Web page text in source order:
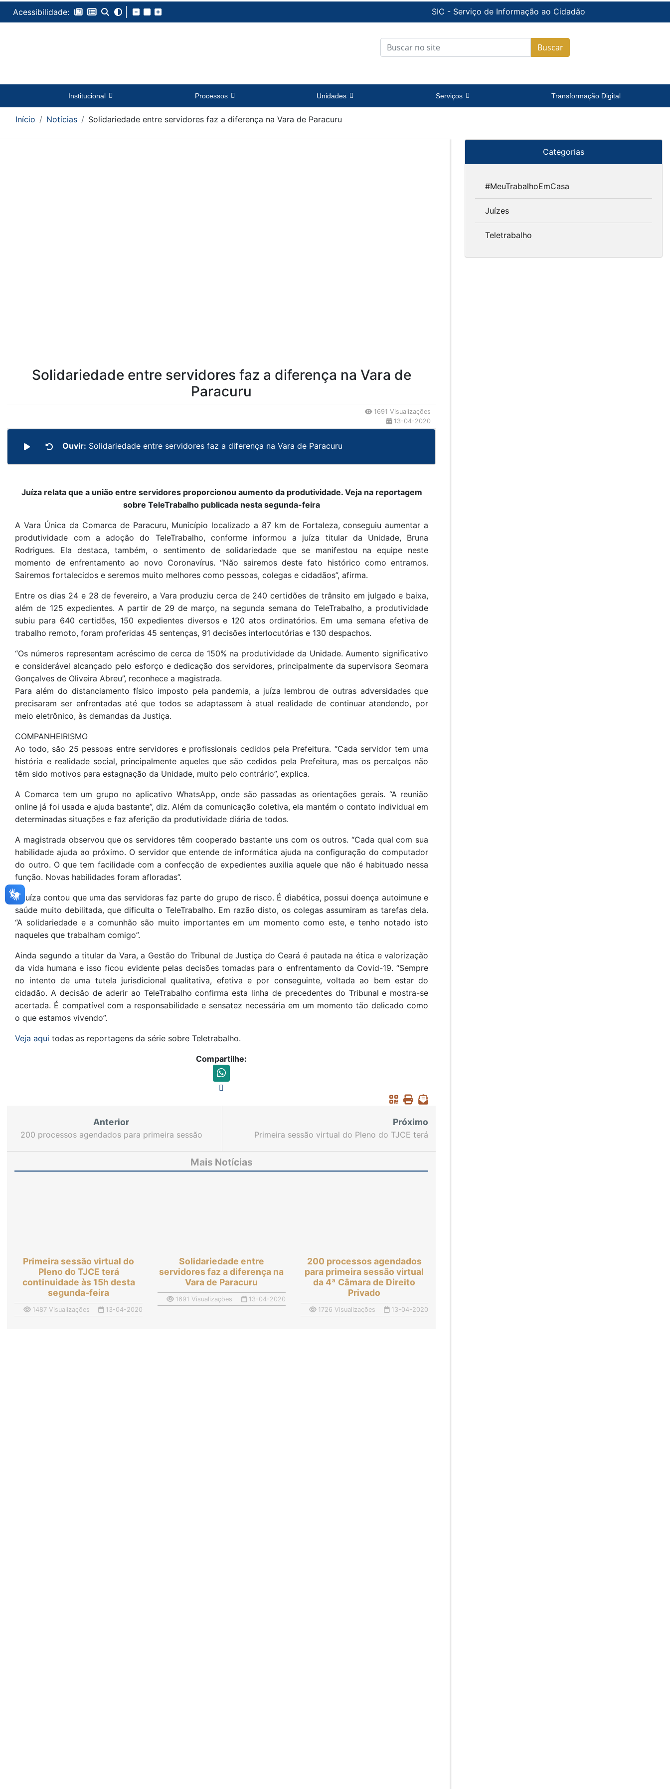
Acessibilidade: SIC - Serviço de Informação ao Cidadão
Buscar
Institucional Processos Unidades Serviços Transformação Digital
Início Notícias Solidariedade entre servidores faz a diferença na Vara de Paracuru
Solidariedade entre servidores faz a diferença na Vara de
Paracuru
1691 Visualizações
13-04-2020
Ouvir: Solidariedade entre servidores faz a diferença na Vara de Paracuru
Juíza relata que a união entre servidores proporcionou aumento da produtividade. Veja na reportagem
sobre TeleTrabalho publicada nesta segunda-feira
A Vara Única da Comarca de Paracuru, Município localizado a 87 km de Fortaleza, conseguiu aumentar a
produtividade com a adoção do TeleTrabalho, conforme informou a juíza titular da Unidade, Bruna
Rodrigues. Ela destaca, também, o sentimento de solidariedade que se manifestou na equipe neste
momento de enfrentamento ao novo Coronavírus. “Não sairemos deste fato histórico como entramos.
Sairemos fortalecidos e seremos muito melhores como pessoas, colegas e cidadãos”, afirma.
Entre os dias 24 e 28 de fevereiro, a Vara produziu cerca de 240 certidões de trânsito em julgado e baixa,
além de 125 expedientes. A partir de 29 de março, na segunda semana do TeleTrabalho, a produtividade
subiu para 640 certidões, 150 expedientes diversos e 120 atos ordinatórios. Em uma semana efetiva de
trabalho remoto, foram proferidas 45 sentenças, 91 decisões interlocutórias e 130 despachos.
“Os números representam acréscimo de cerca de 150% na produtividade da Unidade. Aumento significativo
e considerável alcançado pelo esforço e dedicação dos servidores, principalmente da supervisora Seomara
Gonçalves de Oliveira Abreu”, reconhece a magistrada.
Para além do distanciamento físico imposto pela pandemia, a juíza lembrou de outras adversidades que
precisaram ser enfrentadas até que todos se adaptassem à atual realidade de continuar atendendo, por
meio eletrônico, às demandas da Justiça.
COMPANHEIRISMO
Ao todo, são 25 pessoas entre servidores e profissionais cedidos pela Prefeitura. “Cada servidor tem uma
história e realidade social, principalmente aqueles que são cedidos pela Prefeitura, mas os percalços não
têm sido motivos para estagnação da Unidade, muito pelo contrário”, explica.
A Comarca tem um grupo no aplicativo WhatsApp, onde são passadas as orientações gerais. “A reunião
online já foi usada e ajuda bastante”, diz. Além da comunicação coletiva, ela mantém o contato individual em
determinadas situações e faz aferição da produtividade diária de todos.
A magistrada observou que os servidores têm cooperado bastante uns com os outros. “Cada qual com sua
habilidade ajuda ao próximo. O servidor que entende de informática ajuda na configuração do computador
do outro. O que tem facilidade com a confecção de expedientes auxilia aquele que não é habituado nessa
função. Novas habilidades foram afloradas”.
A juíza contou que uma das servidoras faz parte do grupo de risco. É diabética, possui doença autoimune e
saúde muito debilitada, que dificulta o TeleTrabalho. Em razão disto, os colegas assumiram as tarefas dela.
“A solidariedade e a comunhão são muito importantes em um momento como este, e tenho notado isto
naqueles que trabalham comigo”.
Ainda segundo a titular da Vara, a Gestão do Tribunal de Justiça do Ceará é pautada na ética e valorização
da vida humana e isso ficou evidente pelas decisões tomadas para o enfrentamento da Covid-19. “Sempre
no intento de uma tutela jurisdicional qualitativa, efetiva e por conseguinte, voltada ao bem estar do
cidadão. A decisão de aderir ao TeleTrabalho confirma esta linha de precedentes do Tribunal e mostra-se
acertada. É compatível com a responsabilidade e sensatez necessária em um momento tão delicado como
o que estamos vivendo”.
Veja aqui todas as reportagens da série sobre Teletrabalho.
Compartilhe:
Anterior
200 processos agendados para primeira sessão
Próximo
Primeira sessão virtual do Pleno do TJCE terá
Mais Notícias
Primeira sessão virtual do
Pleno do TJCE terá
continuidade às 15h desta
segunda-feira
1487 Visualizações 13-04-2020
Solidariedade entre
servidores faz a diferença na
Vara de Paracuru
1691 Visualizações 13-04-2020
200 processos agendados
para primeira sessão virtual
da 4ª Câmara de Direito
Privado
1726 Visualizações 13-04-2020
Categorias
#MeuTrabalhoEmCasa
Juízes
Teletrabalho